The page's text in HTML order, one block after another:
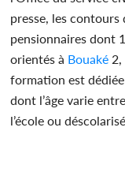
presse, les
pensionnaires dont
orientés à Bouaké
formation est
dont l’âge varie
l’école ou